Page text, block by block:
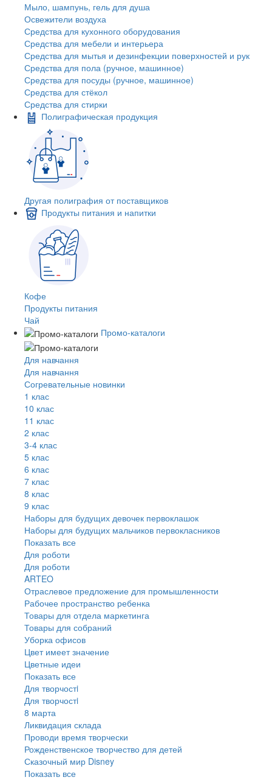
Мыло, шампунь, гель для душа
Освежители воздуха
Средства для кухонного оборудования
Средства для мебели и интерьера
Средства для мытья и дезинфекции поверхностей и рук
Средства для пола (ручное, машинное)
Средства для посуды (ручное, машинное)
Средства для стёкол
Средства для стирки
Полиграфическая продукция
Другая полиграфия от поставщиков
Продукты питания и напитки
Кофе
Продукты питания
Чай
Промо-каталоги
Для навчання
Для навчання
Согревательные новинки
1 клас
10 клас
11 клас
2 клас
3-4 клас
5 клас
6 клас
7 клас
8 клас
9 клас
Наборы для будущих девочек первоклашок
Наборы для будущих мальчиков первокласников
Показать все
Для роботи
Для роботи
ARTEO
Отраслевое предложение для промышленности
Рабочее пространство ребенка
Товары для отдела маркетинга
Товары для собраний
Уборка офисов
Цвет имеет значение
Цветные идеи
Показать все
Для творчостi
Для творчостi
8 марта
Ликвидация склада
Проводи время творчески
Рожденственское творчество для детей
Сказочный мир Disney
Показать все